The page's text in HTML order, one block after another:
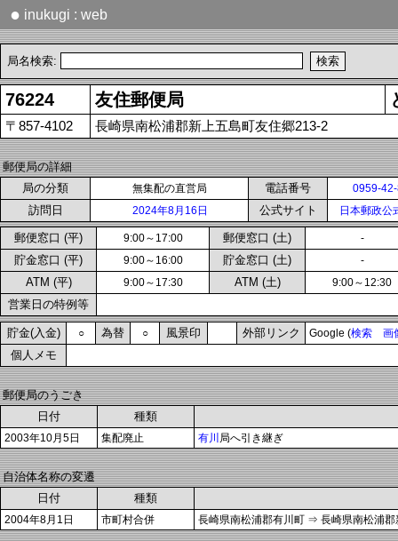
● inukugi : web
局名検索:
76224 友住郵便局
〒857-4102 長崎県南松浦郡新上五島町友住郷213-2
郵便局の詳細
局の分類
無集配の直営局 電話番号 0959-
訪問日 2024年8月16日 公式サイト 日本郵政公
郵便窓口 (平) 9:00～17:00 郵便窓口 (土) -
貯金窓口 (平) 9:00～16:00 貯金窓口 (土) -
ATM (平) 9:00～17:30 ATM (土) 9:00～12:30
営業日の特例等
貯金(入金) ○ 為替 ○ 風景印 外部リンク Google (検索 画
個人メモ
郵便局のうごき
日付
種類
2003年10月5日 集配廃止 有川 局へ引き継ぎ
自治体名称の変遷
日付
種類
2004年8月1日 市町村合併 長崎県南松浦郡有川町 ⇒ 長崎県南松浦郡